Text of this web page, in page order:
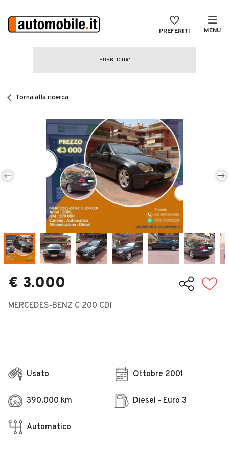
PREFERITI MENU
CERCA
Auto Nuove
Noleggio a lungo termine
Auto d'epoca
Camper
Veicoli Commerciali
Concessionari
Torna alla ricerca
€ 3.000
MERCEDES-BENZ C 200 CDI
Usato Ottobre 2001
390.000 km Diesel - Euro 3
Automatico